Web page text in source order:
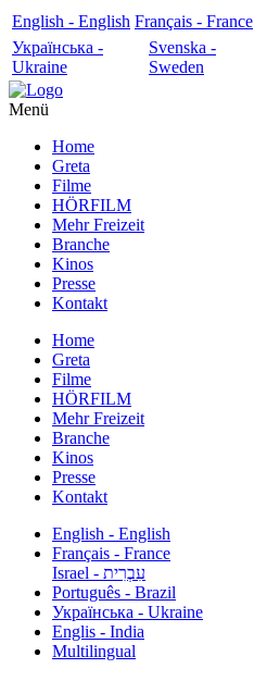
English - English Français - France
Українська -
Ukraine
Svenska -
Sweden
Menü
Home
Greta
Filme
HÖRFILM
Mehr Freizeit
Branche
Kinos
Presse
Kontakt
Home
Greta
Filme
HÖRFILM
Mehr Freizeit
Branche
Kinos
Presse
Kontakt
English - English
Français - France
עִבְרִית - Israel
Português - Brazil
Українська - Ukraine
Englis - India
Multilingual